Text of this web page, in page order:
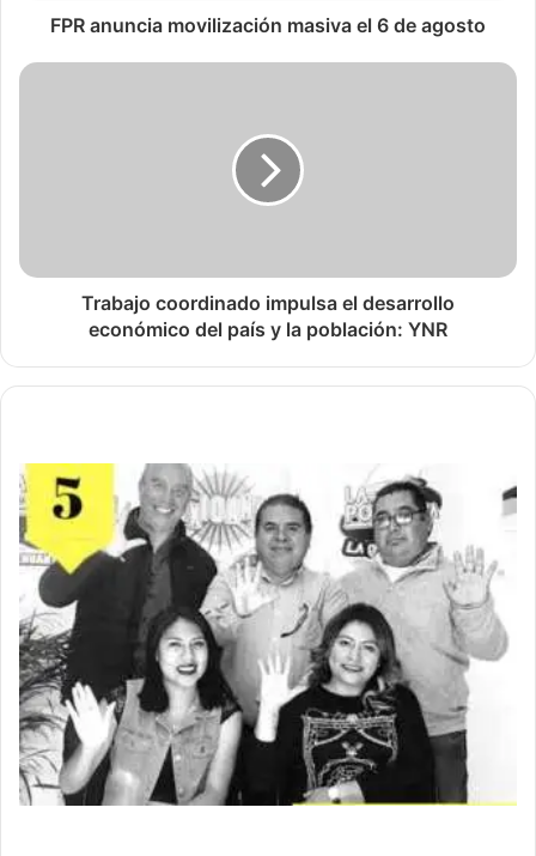
FPR anuncia movilización masiva el 6 de agosto
Trabajo coordinado impulsa el desarrollo
económico del país y la población: YNR